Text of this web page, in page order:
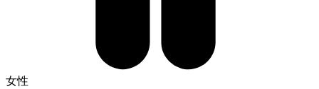
女性